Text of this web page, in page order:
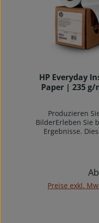
vielseitigen,
HP Everyday
Paper | 235
Produzieren
BilderErleben Sie
Ergebnisse.
langlebige
Produktivität und
Ab
Preise exkl.